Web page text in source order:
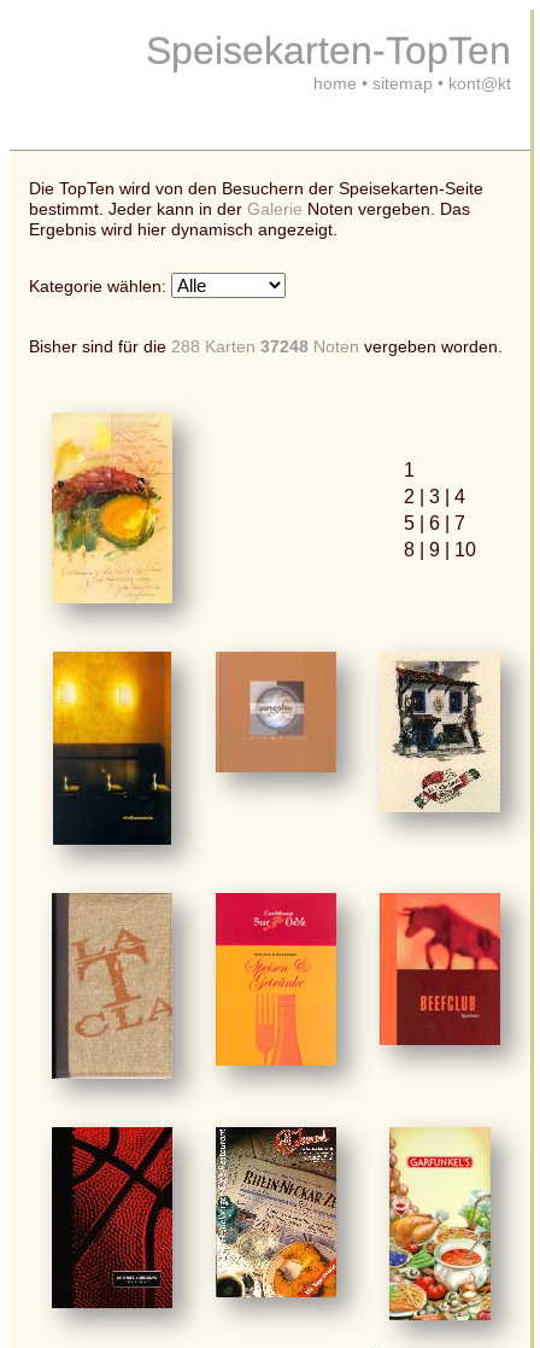
Speisekarten-TopTen
home • sitemap • kont@kt
Die TopTen wird von den Besuchern der Speisekarten-Seite
bestimmt. Jeder kann in der Galerie Noten vergeben. Das
Ergebnis wird hier dynamisch angezeigt.
Kategorie wählen:
Bisher sind für die 288 Karten 37248 Noten vergeben worden.
1
2
| 3
| 4
5
| 6
| 7
8
| 9 | 10